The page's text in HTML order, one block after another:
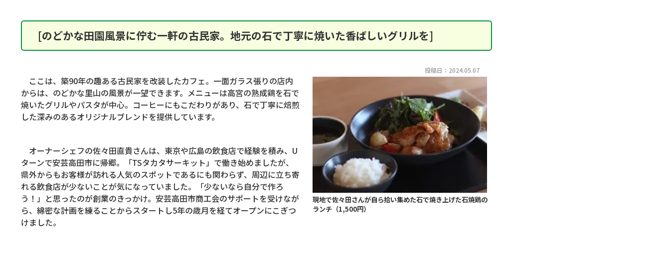
[のどかな田園風景に佇む一軒の古民家。地元の石で丁寧に焼いた香ばしいグリルを]
投稿日：2024.05.07
現地で佐々田さんが自ら拾い集めた石で焼き上げた石焼鶏の
ランチ（1,500円）
ここは、築90年の趣ある古民家を改装したカフェ。一面ガラス張りの店内
からは、のどかな里山の風景が一望できます。メニューは高宮の熟成鶏を石で
焼いたグリルやパスタが中心。コーヒーにもこだわりがあり、石で丁寧に焙煎
した深みのあるオリジナルブレンドを提供しています。
オーナーシェフの佐々田直貴さんは、東京や広島の飲食店で経験を積み、 U
ターンで安芸高田市に帰郷。「TSタカタサーキット」で働き始めましたが、
県外からもお客様が訪れる人気のスポットであるにも関わらず、周辺に立ち寄
れる飲食店が少ないことが気になっていました。「少ないなら自分で作ろ
う！」と思ったのが創業のきっかけ。安芸高田市商工会のサポートを受けなが
ら、綿密な計画を練ることからスタートし5年の歳月を経てオープンにこぎつ
けました。